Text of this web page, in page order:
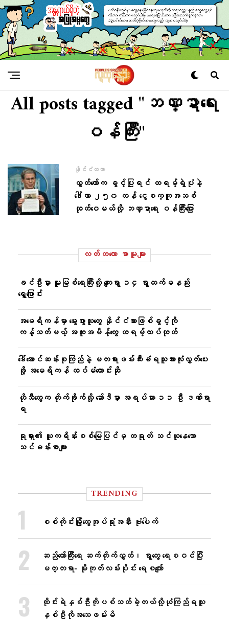
All posts tagged "ဘဏ္ဍာရေး
ဝန်ကြီး"
နိုင်ငံတကာ
လွှတ်တော်က ခွင့်ပြုရင် ထရမ့်ရဲ့ပုံနဲ့
ဒေါ်လာ ၂၅၀ တန် ငွေစက္ကူအသစ်
ထုတ်ဝေမယ်လို့ ဘဏ္ဍာရေး ဝန်ကြီးပြော
လတ်တ‌လော စာမူများ
ခင်ဦးမှာ မူးမြစ်ရေကြီးလို့ ကျေးရွာ ၁၄ ရွာထက်မနည်း
ရွှေ့ပြောင်း
အမေရိကန်မှာ မွေးဖွားသူတွေ နိုင်ငံသားဖြစ်ခွင့်ကို
ကန့်သတ်မယ့် အထူးအမိန့်တွေ ထရမ့်ထပ်ထုတ်
ဒေါ်အောင်ဆန်းစုကြည်နဲ့ မတရားဖမ်းဆီးခံရသူအားလုံးလွှတ်ပေး
ဖို့ အမေရိကန် ထပ်မံတောင်းဆို
ဟိုသီတွေက တိုက်ခိုက်လို့ ဆော်ဒီမှာ အရပ်သား ၁၁ ဦး ဒဏ်ရာ
ရ
ရုရှား၏ ယူကရိန်းစစ်မြေပြင်မှ တရုတ် သင်ယူနေသော
သင်ခန်းစာများ
TRENDING
စစ်ကိုင်းမြို့ထွေအုပ်ရုံးအနီး ဗုံးပေါက်
ဆည်တော်ကြီးရေ ဆက်တိုက်လွှတ်၊ ရွာတွေ ရေစဝင်ပြီး
မတ္တရာ- မိုးကုတ်လမ်းပိုင်း ရေစကျော်
ထိုင်းရဲနှစ်ဦးကိုပစ်သတ်ခဲ့တယ်လို့ယုံကြည်ရသူ
နှစ်ဦးကိုအသေဖမ်းမိ